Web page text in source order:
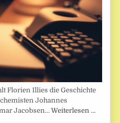
Florien Illies die Geschichte
Johannes
Jacobsen…Weiterlesen …